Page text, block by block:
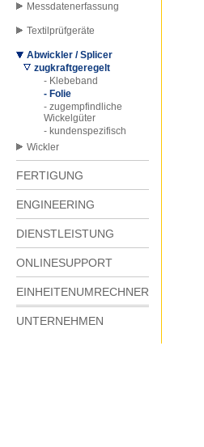
Messdatenerfassung
Textilprüfgeräte
Abwickler / Splicer
zugkraftgeregelt
- Klebeband
- Folie
- zugempfindliche
Wickelgüter
- kundenspezifisch
Wickler
FERTIGUNG
ENGINEERING
DIENSTLEISTUNG
ONLINESUPPORT
EINHEITENUMRECHNER
UNTERNEHMEN